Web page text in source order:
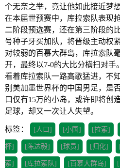
个无奈之举，竟让他如此接近梦想
在本届世预赛中，库拉索队表现
二阶段预选赛，还在第三阶段的
号种子牙买加队，将晋级主动权
对较弱的百慕大群岛，库拉索队
开，最终以7-0的大比分横扫对手。
看着库拉索队一路高歌猛进，不
别美加墨世界杯的中国男足，是
口仅有15万的小岛，或许即将创
足球，却又一次让人失望。
标签： [人口] [小国] [拉索]
杯] [陈达毅] [球员] [归化]
索] [库拉索队] [百慕大群岛]